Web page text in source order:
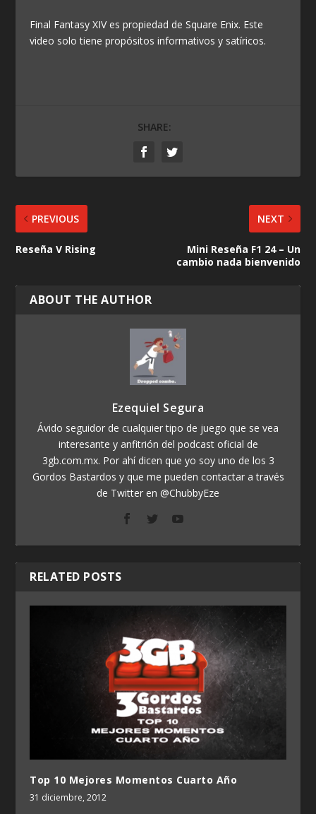
Final Fantasy XIV es propiedad de Square Enix. Este
video solo tiene propósitos informativos y satíricos.
SHARE:
PREVIOUS
Reseña V Rising
NEXT
Mini Reseña F1 24 – Un
cambio nada bienvenido
ABOUT THE AUTHOR
Ezequiel Segura
Ávido seguidor de cualquier tipo de juego que se vea
interesante y anfitrión del podcast oficial de
3gb.com.mx. Por ahí dicen que yo soy uno de los 3
Gordos Bastardos y que me pueden contactar a través
de Twitter en @ChubbyEze
RELATED POSTS
Top 10 Mejores Momentos Cuarto Año
31 diciembre, 2012